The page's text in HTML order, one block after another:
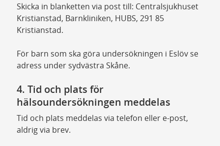
Skicka in blanketten via post till: Centralsjukhuset
Kristianstad, Barnkliniken, HUBS, 291 85
Kristianstad.
För barn som ska göra undersökningen i Eslöv se
adress under sydvästra Skåne.
4. Tid och plats för
hälsoundersökningen meddelas
Tid och plats meddelas via telefon eller e-post,
aldrig via brev.